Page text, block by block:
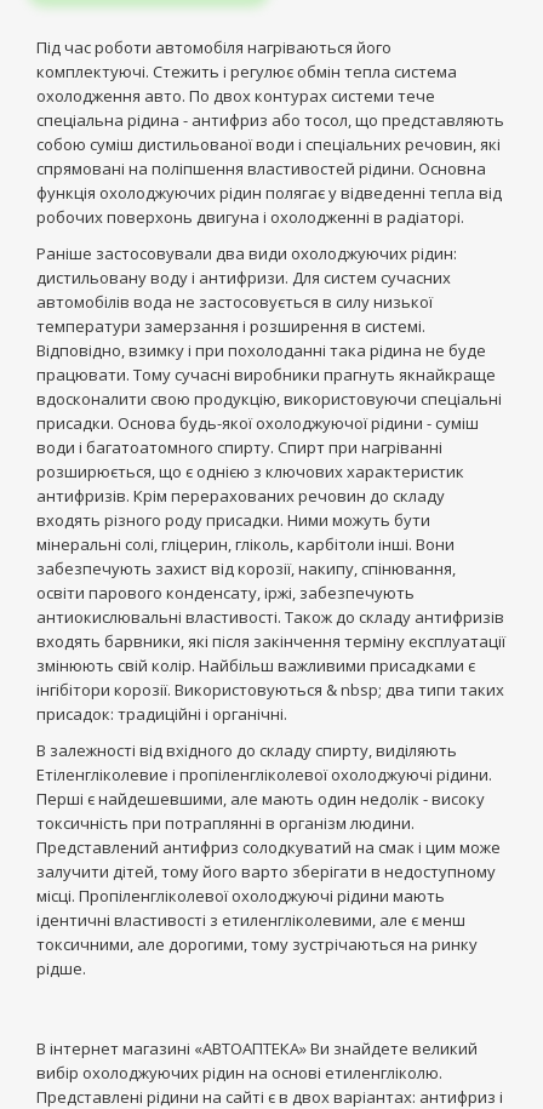
Під час роботи автомобіля нагріваються його
комплектуючі. Стежить і регулює обмін тепла система
охолодження авто. По двох контурах системи тече
спеціальна рідина - антифриз або тосол, що представляють
собою суміш дистильованої води і спеціальних речовин, які
спрямовані на поліпшення властивостей рідини. Основна
функція охолоджуючих рідин полягає у відведенні тепла від
робочих поверхонь двигуна і охолодженні в радіаторі.
Раніше застосовували два види охолоджуючих рідин:
дистильовану воду і антифризи. Для систем сучасних
автомобілів вода не застосовується в силу низької
температури замерзання і розширення в системі.
Відповідно, взимку і при похолоданні така рідина не буде
працювати. Тому сучасні виробники прагнуть якнайкраще
вдосконалити свою продукцію, використовуючи спеціальні
присадки. Основа будь-якої охолоджуючої рідини - суміш
води і багатоатомного спирту. Спирт при нагріванні
розширюється, що є однією з ключових характеристик
антифризів. Крім перерахованих речовин до складу
входять різного роду присадки. Ними можуть бути
мінеральні солі, гліцерин, гліколь, карбітоли інші. Вони
забезпечують захист від корозії, накипу, спінювання,
освіти парового конденсату, іржі, забезпечують
антиокислювальні властивості. Також до складу антифризів
входять барвники, які після закінчення терміну експлуатації
змінюють свій колір. Найбільш важливими присадками є
інгібітори корозії. Використовуються & nbsp; два типи таких
присадок: традиційні і органічні.
В залежності від вхідного до складу спирту, виділяють
Етіленгліколевие і пропіленгліколевої охолоджуючі рідини.
Перші є найдешевшими, але мають один недолік - високу
токсичність при потраплянні в організм людини.
Представлений антифриз солодкуватий на смак і цим може
залучити дітей, тому його варто зберігати в недоступному
місці. Пропіленгліколевої охолоджуючі рідини мають
ідентичні властивості з етиленгліколевими, але є менш
токсичними, але дорогими, тому зустрічаються на ринку
рідше.
В інтернет магазині «АВТОАПТЕКА» Ви знайдете великий
вибір охолоджуючих рідин на основі етиленгліколю.
Представлені рідини на сайті є в двох варіантах: антифриз і